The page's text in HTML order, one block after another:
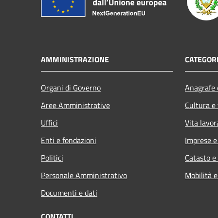
AMMINISTRAZIONE
Organi di Governo
Aree Amministrative
Uffici
Enti e fondazioni
Politici
Personale Amministrativo
Documenti e dati
Cultura
Vita
Imprese
Catasto
Mobilità